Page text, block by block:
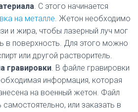
. С этого начинается
на металле. Жетон необходимо
и жира, чтобы лазерный луч мог
в поверхность. Для этого можно
или другой растворитель.
гравировки. В файле гравировки
информация, которая
на военный жетон. Файл
или заказать в